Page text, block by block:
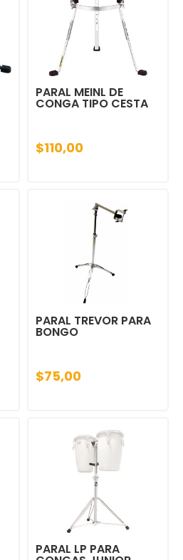
PARAL MEINL DE
CONGA TIPO CESTA
$110,00
PARAL TREVOR PARA
BONGO
$75,00
PARAL LP PARA